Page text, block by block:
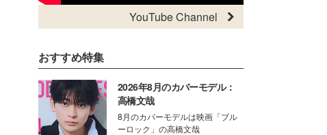
YouTube Channel
おすすめ特集
2026年8月のカバーモデル：
高橋文哉
8月のカバーモデルは映画「ブル
ーロック」の高橋文哉